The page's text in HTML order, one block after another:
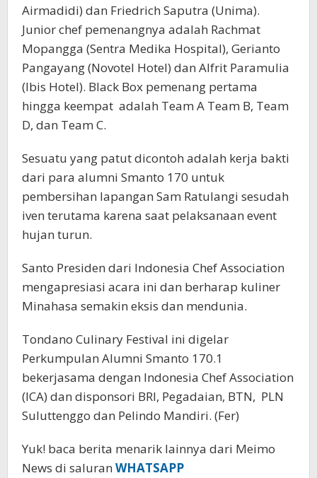
Airmadidi) dan Friedrich Saputra (Unima).
Junior chef pemenangnya adalah Rachmat
Mopangga (Sentra Medika Hospital), Gerianto
Pangayang (Novotel Hotel) dan Alfrit Paramulia
(Ibis Hotel). Black Box pemenang pertama
hingga keempat adalah Team A Team B, Team
D, dan Team C.
Sesuatu yang patut dicontoh adalah kerja bakti
dari para alumni Smanto 170 untuk
pembersihan lapangan Sam Ratulangi sesudah
iven terutama karena saat pelaksanaan event
hujan turun.
Santo Presiden dari Indonesia Chef Association
mengapresiasi acara ini dan berharap kuliner
Minahasa semakin eksis dan mendunia.
Tondano Culinary Festival ini digelar
Perkumpulan Alumni Smanto 170.1
bekerjasama dengan Indonesia Chef Association
(ICA) dan disponsori BRI, Pegadaian, BTN, PLN
Suluttenggo dan Pelindo Mandiri. (Fer)
Yuk! baca berita menarik lainnya dari Meimo
News di saluran WHATSAPP